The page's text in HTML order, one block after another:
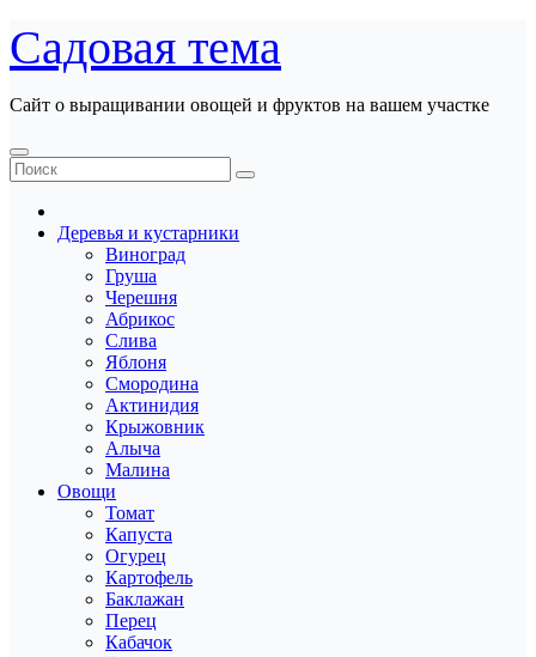
Перейти
к
содержанию
Садовая тема
Сайт о выращивании овощей и фруктов на вашем участке
Деревья и кустарники
Виноград
Груша
Черешня
Абрикос
Слива
Яблоня
Смородина
Актинидия
Крыжовник
Алыча
Малина
Овощи
Томат
Капуста
Огурец
Картофель
Баклажан
Перец
Кабачок